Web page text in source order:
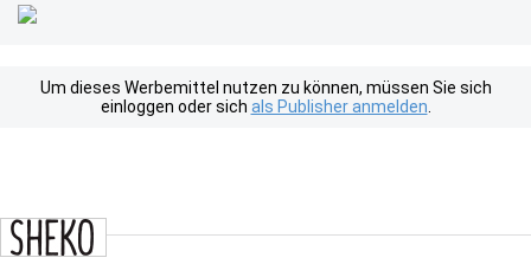
Um dieses Werbemittel nutzen zu können, müssen Sie sich
einloggen oder sich als Publisher anmelden